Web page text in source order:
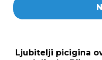
Ljubitelji picigina